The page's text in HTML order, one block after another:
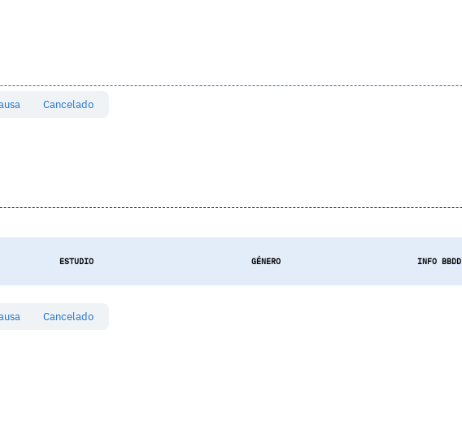
Cancelado
ESTUDIO GÉNERO INFO BBDD
Cancelado